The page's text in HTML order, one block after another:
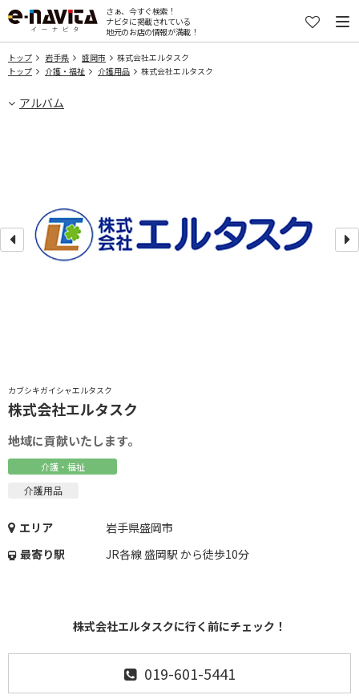
さぁ、今すぐ検索！
ナビタに掲載されている
地元のお店の情報が満載！
トップ 岩手県 盛岡市
株式会社エルタスク
トップ
介護・福祉 介護用品 株式会社エルタスク
アルバム
カブシキガイシャエルタスク
株式会社エルタスク
地域に貢献いたします。
介護・福祉
介護用品
エリア
岩手県盛岡市
最寄り駅
JR各線 盛岡駅 から徒歩10分
株式会社エルタスクに行く前にチェック！
019-601-5441